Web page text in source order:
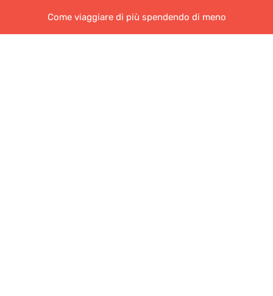
Come viaggiare di più spendendo di meno